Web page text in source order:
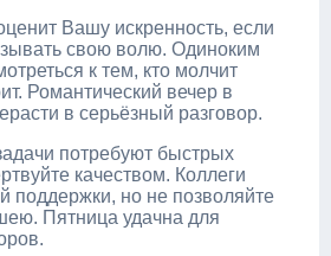
Вашу искренность, если
свою волю. Одиноким
к тем, кто молчит
Романтический вечер в
в серьёзный разговор.
потребуют быстрых
качеством. Коллеги
поддержки, но не позволяйте
Пятница удачна для